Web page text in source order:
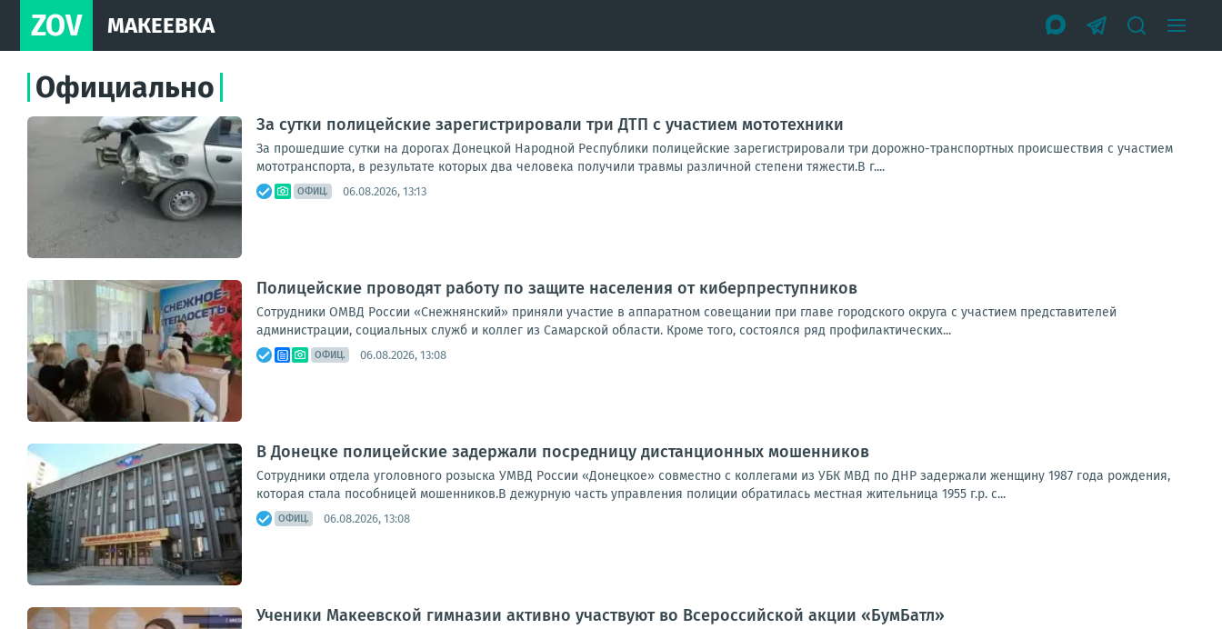
ZOV МАКЕЕВКА
Официально
За сутки полицейские зарегистрировали три ДТП с участием мототехники
За прошедшие сутки на дорогах Донецкой Народной Республики полицейские зарегистрировали три дорожно-транспортных происшествия с участием
мототранспорта, в результате которых два человека получили травмы различной степени тяжести.В г....
ОФИЦ. 06.08.2026, 13:13
Полицейские проводят работу по защите населения от киберпреступников
Сотрудники ОМВД России «Снежнянский» приняли участие в аппаратном совещании при главе городского округа с участием представителей
администрации, социальных служб и коллег из Самарской области. Кроме того, состоялся ряд профилактических...
ОФИЦ. 06.08.2026, 13:08
В Донецке полицейские задержали посредницу дистанционных мошенников
Сотрудники отдела уголовного розыска УМВД России «Донецкое» совместно с коллегами из УБК МВД по ДНР задержали женщину 1987 года рождения,
которая стала пособницей мошенников.В дежурную часть управления полиции обратилась местная жительница 1955 г.р. с...
ОФИЦ. 06.08.2026, 13:08
Ученики Макеевской гимназии активно участвуют во Всероссийской акции «БумБатл»